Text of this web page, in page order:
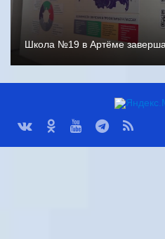
Школа №19 в Артёме